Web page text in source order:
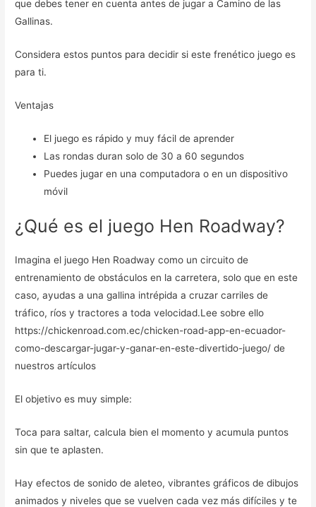
que debes tener en cuenta antes de jugar a Camino de las
Gallinas.
Considera estos puntos para decidir si este frenético juego es
para ti.
Ventajas
El juego es rápido y muy fácil de aprender
Las rondas duran solo de 30 a 60 segundos
Puedes jugar en una computadora o en un dispositivo
móvil
¿Qué es el juego Hen Roadway?
Imagina el juego Hen Roadway como un circuito de
entrenamiento de obstáculos en la carretera, solo que en este
caso, ayudas a una gallina intrépida a cruzar carriles de
tráfico, ríos y tractores a toda velocidad.Lee sobre ello
https://chickenroad.com.ec/chicken-road-app-en-ecuador-
como-descargar-jugar-y-ganar-en-este-divertido-juego/ de
nuestros artículos
El objetivo es muy simple:
Toca para saltar, calcula bien el momento y acumula puntos
sin que te aplasten.
Hay efectos de sonido de aleteo, vibrantes gráficos de dibujos
animados y niveles que se vuelven cada vez más difíciles y te